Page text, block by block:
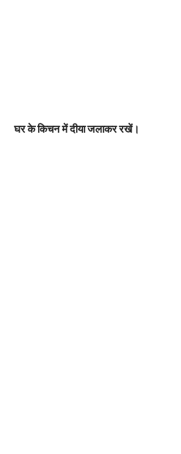
घर के किचन में दीया जलाकर रखें।